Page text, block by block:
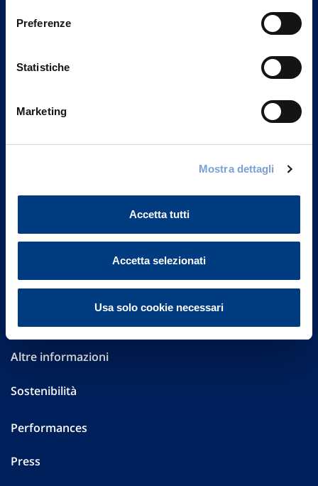
Preferenze
Statistiche
Marketing
Mostra dettagli
Accetta tutti
Accetta selezionati
Usa solo cookie necessari
Governance
Investor Relations
Altre informazioni
Sostenibilità
Performances
Press